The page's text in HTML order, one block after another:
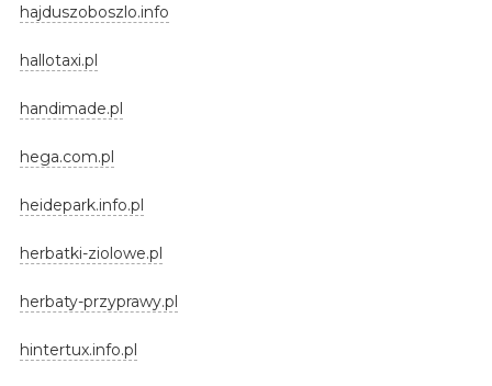
hajduszoboszlo.info
hallotaxi.pl
handimade.pl
hega.com.pl
heidepark.info.pl
herbatki-ziolowe.pl
herbaty-przyprawy.pl
hintertux.info.pl